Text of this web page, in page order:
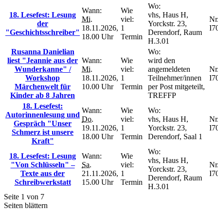
18. Lesefest: Lesung
der
"Geschichtsschreiber"
Wann:
Mi.
18.11.2026,
18.00 Uhr
Wie
viel:
1
Termin
Wo:
vhs, Haus H,
Yorckstr. 23,
Derendorf, Raum
H.3.01
Rusanna Danielian
liest "Jeannie aus der
Wunderkanne" /
Workshop
Märchenwelt für
Kinder ab 8 Jahren
Wann:
Mi.
18.11.2026,
10.00 Uhr
Wie
viel:
1
Termin
Wo:
wird den
angemeldeten
Teilnehmer/innen
per Post mitgeteilt,
TREFFP
18. Lesefest:
Autorinnenlesung und
Gespräch "Unser
Schmerz ist unsere
Kraft"
Wann:
Do.
19.11.2026,
18.00 Uhr
Wie
viel:
1
Termin
Wo:
vhs, Haus H,
Yorckstr. 23,
Derendorf, Saal 1
18. Lesefest: Lesung
"Von Schlüsseln" –
Texte aus der
Schreibwerkstatt
Wann:
Sa.
21.11.2026,
15.00 Uhr
Wie
viel:
1
Termin
Wo:
vhs, Haus H,
Yorckstr. 23,
Derendorf, Raum
H.3.01
Seite 1 von 7
Seiten blättern